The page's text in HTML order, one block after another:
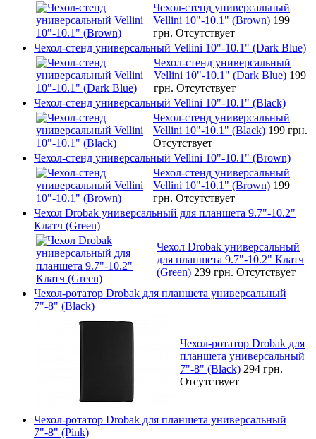
Чехол-стенд универсальный
Vellini 10"-10.1" (Brown) 199
грн. Отсутствует
Чехол-стенд универсальный Vellini 10"-10.1" (Dark Blue)
Чехол-стенд универсальный
Vellini 10"-10.1" (Dark Blue) 199
грн. Отсутствует
Чехол-стенд универсальный Vellini 10"-10.1" (Black)
Чехол-стенд универсальный
Vellini 10"-10.1" (Black) 199 грн.
Отсутствует
Чехол-стенд универсальный Vellini 10"-10.1" (Brown)
Чехол-стенд универсальный
Vellini 10"-10.1" (Brown) 199
грн. Отсутствует
Чехол Drobak универсальный для планшета 9.7"-10.2"
Клатч (Green)
Чехол Drobak универсальный
для планшета 9.7"-10.2" Клатч
(Green) 239 грн. Отсутствует
Чехол-ротатор Drobak для планшета универсальный
7"-8" (Black)
Чехол-ротатор Drobak для
планшета универсальный
7"-8" (Black) 294 грн.
Отсутствует
Чехол-ротатор Drobak для планшета универсальный
7"-8" (Pink)